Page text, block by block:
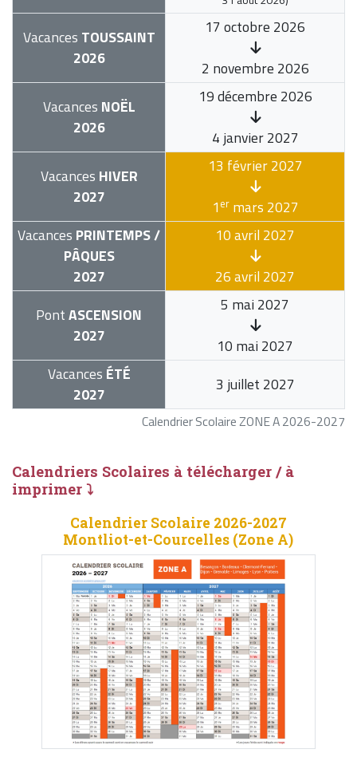
Calendrier Scolaire ZONE A 2026-2027
Vacances TOUSSAINT
2026
17 octobre 2026
2 novembre 2026
Vacances NOËL
2026
19 décembre 2026
4 janvier 2027
Vacances HIVER
2027
13 février 2027
1ermars 2027
Vacances PRINTEMPS /
PÂQUES
2027
10 avril 2027
26 avril 2027
PontASCENSION
2027
5 mai 2027
10 mai 2027
Vacances ÉTÉ
2027
3 juillet 2027
Calendriers Scolaires à télécharger / à
imprimer ⤵
Calendrier Scolaire 2026-2027
Montliot-et-Courcelles (Zone A)